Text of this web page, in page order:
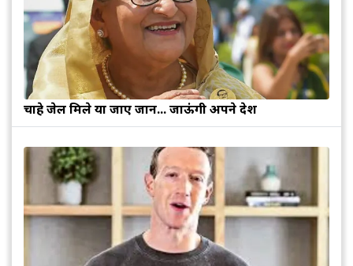
चाहे जेल मिले या जाए जान... जाऊंगी अपने देश